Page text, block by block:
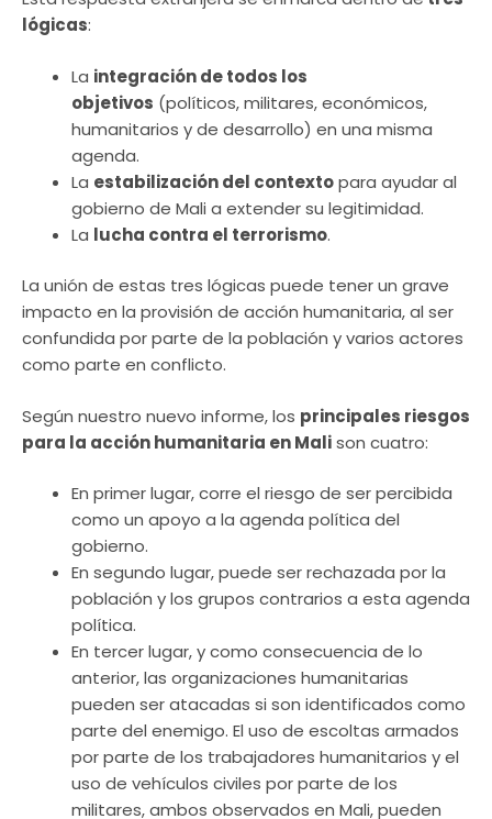
lógicas:
La integración de todos los
objetivos (políticos, militares, económicos,
humanitarios y de desarrollo) en una misma
agenda.
La estabilización del contextopara ayudar al
gobierno de Mali a extender su legitimidad.
La lucha contra el terrorismo.
La unión de estas tres lógicas puede tener un grave
impacto en la provisión de acción humanitaria, al ser
confundida por parte de la población y varios actores
como parte en conflicto.
Según nuestro nuevo informe, los principales riesgos
para la acción humanitaria en Malison cuatro:
En primer lugar, corre el riesgo de ser percibida
como un apoyo a la agenda política del
gobierno.
En segundo lugar, puede ser rechazada por la
población y los grupos contrarios a esta agenda
política.
En tercer lugar, y como consecuencia de lo
anterior, las organizaciones humanitarias
pueden ser atacadas si son identificados como
parte del enemigo. El uso de escoltas armados
por parte de los trabajadores humanitarios y el
uso de vehículos civiles por parte de los
militares, ambos observados en Mali, pueden